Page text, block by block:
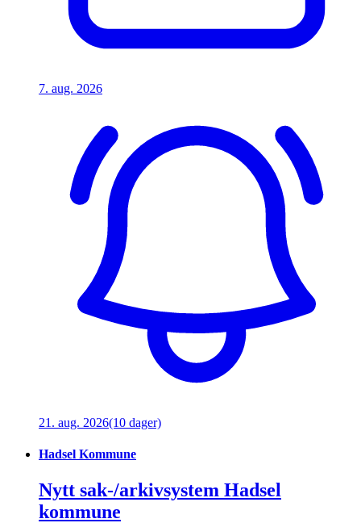
7. aug. 2026
21. aug. 2026(10 dager)
Hadsel Kommune
Nytt sak-/arkivsystem Hadsel
kommune